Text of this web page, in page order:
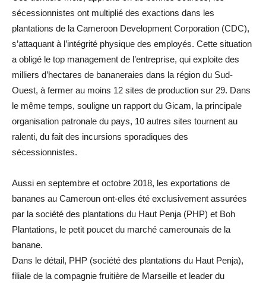
sécessionnistes ont multiplié des exactions dans les
plantations de la Cameroon Development Corporation (CDC),
s’attaquant à l’intégrité physique des employés. Cette situation
a obligé le top management de l’entreprise, qui exploite des
milliers d’hectares de bananeraies dans la région du Sud-
Ouest, à fermer au moins 12 sites de production sur 29. Dans
le même temps, souligne un rapport du Gicam, la principale
organisation patronale du pays, 10 autres sites tournent au
ralenti, du fait des incursions sporadiques des
sécessionnistes.
Aussi en septembre et octobre 2018, les exportations de
bananes au Cameroun ont-elles été exclusivement assurées
par la société des plantations du Haut Penja (PHP) et Boh
Plantations, le petit poucet du marché camerounais de la
banane.
Dans le détail, PHP (société des plantations du Haut Penja),
filiale de la compagnie fruitière de Marseille et leader du